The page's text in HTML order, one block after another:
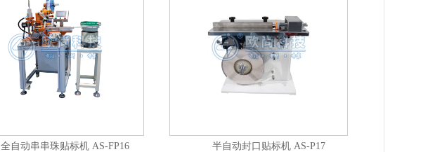
全自动串串珠贴标机 AS-FP16 半自动封口贴标机 AS-P17